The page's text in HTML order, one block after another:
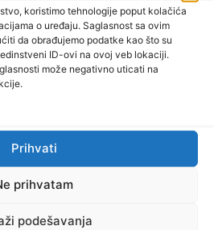
koristimo tehnologije poput kolačića
o uređaju. Saglasnost sa ovim
da obrađujemo podatke kao što su
ID-ovi na ovoj veb lokaciji.
može negativno uticati na
Prihvati
prihvatam
podešavanja
Avde Hiseinovića „„Sapna –
put 206. viteške ratne brigade